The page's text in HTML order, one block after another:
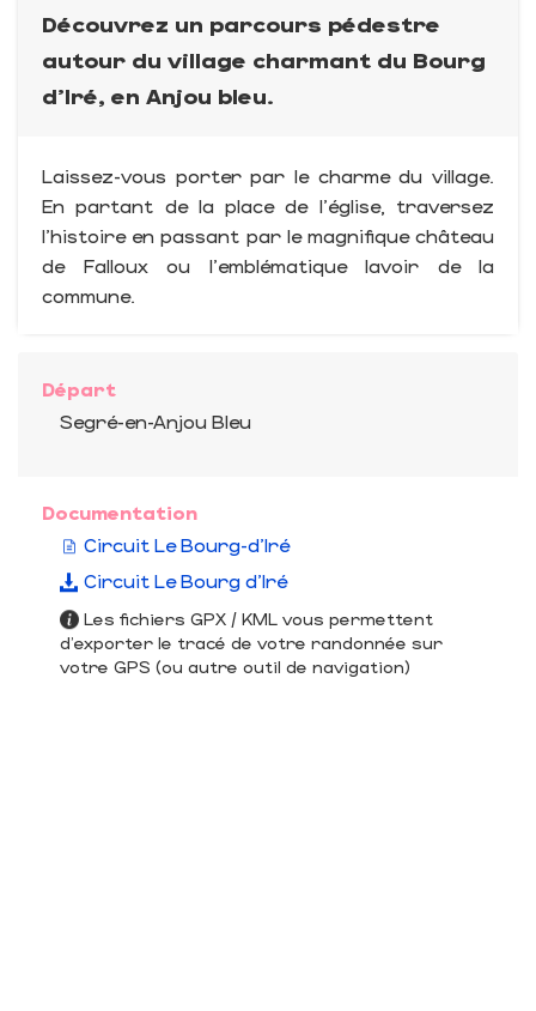
Découvrez un parcours pédestre
autour du village charmant du Bourg
d'Iré, en Anjou bleu.
Laissez-vous porter par le charme du village.
En partant de la place de l'église, traversez
l'histoire en passant par le magnifique château
de Falloux ou l'emblématique lavoir de la
commune.
Départ
Segré-en-Anjou Bleu
Documentation
Circuit Le Bourg-d'Iré
Circuit Le Bourg d'Iré
Les fichiers GPX / KML vous permettent
d'exporter le tracé de votre randonnée sur
votre GPS (ou autre outil de navigation)